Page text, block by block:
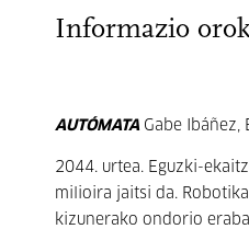
Informazio
AUTÓMATA Gabe Ibáñez,
2044. urtea. Eguzki-
milioira jaitsi da.
kizunerako ondorio